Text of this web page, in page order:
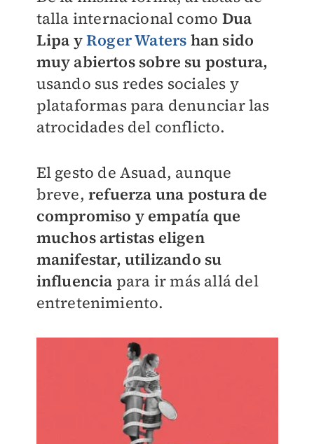
talla internacional como Dua
Lipa yRoger Waters han sido
muy abiertos sobre su postura,
usando sus redes sociales y
plataformas para denunciar las
atrocidades del conflicto.
El gesto de Asuad, aunque
breve, refuerza una postura de
compromiso y empatía que
muchos artistas eligen
manifestar, utilizando su
influencia para ir más allá del
entretenimiento.